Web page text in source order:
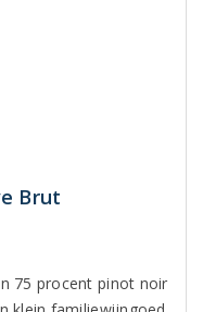
Brut
75 procent pinot noir